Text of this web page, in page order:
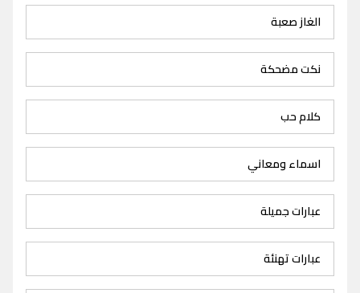
الغاز صعبة
نكت مضحكة
كلام حب
اسماء ومعاني
عبارات جميلة
عبارات تهنئة